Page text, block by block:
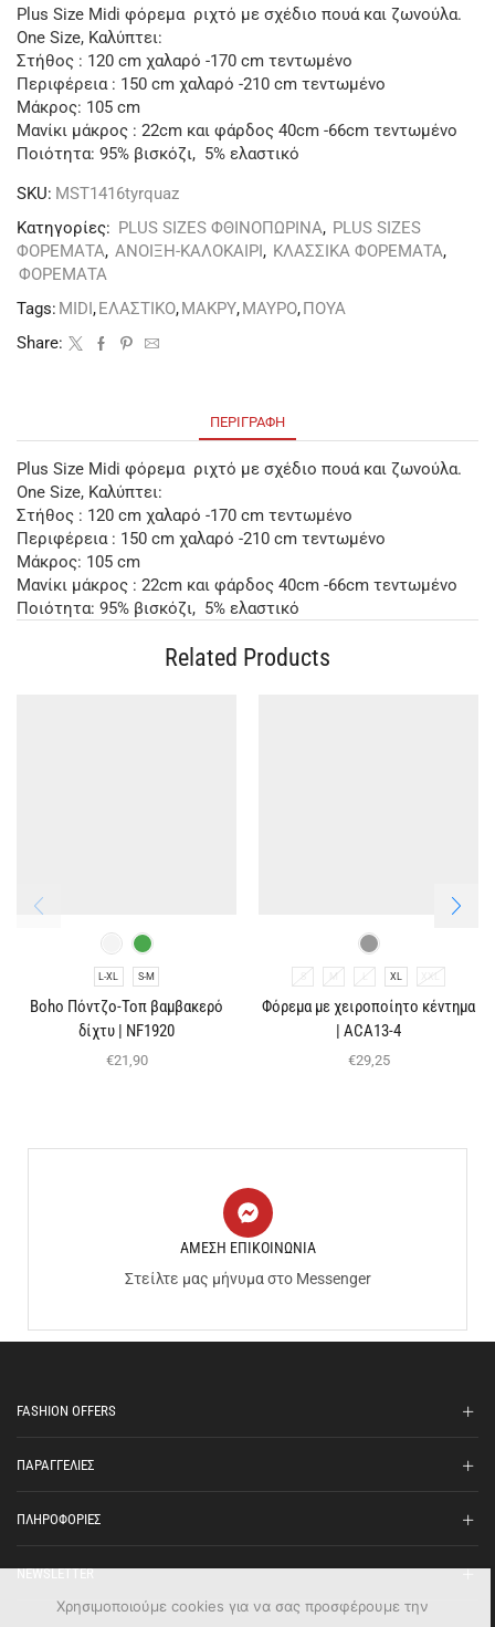
Plus Size Μidi φόρεμα ριχτό με σχέδιο πουά και ζωνούλα.
One Size, Καλύπτει:
Στήθος : 120 cm χαλαρό -170 cm τεντωμένο
Περιφέρεια : 150 cm χαλαρό -210 cm τεντωμένο
Μάκρος: 105 cm
Μανίκι μάκρος : 22cm και φάρδος 40cm -66cm τεντωμένο
Ποιότητα: 95% βισκόζι, 5% ελαστικό
SKU: MST1416tyrquaz
Κατηγορίες: PLUS SIZES ΦΘΙΝΟΠΩΡΙΝΑ, PLUS SIZES
ΦΟΡΕΜΑΤΑ, ΑΝΟΙΞΗ-ΚΑΛΟΚΑΙΡΙ , ΚΛΑΣΣΙΚΑ ΦΟΡΕΜΑΤΑ,
ΦΟΡΕΜΑΤΑ
Tags: MIDI , ΕΛΑΣΤΙΚΟ, ΜΑΚΡΥ, ΜΑΥΡΟ, ΠΟΥΑ
Share:
ΠΕΡΙΓΡΑΦΉ
Plus Size Μidi φόρεμα ριχτό με σχέδιο πουά και ζωνούλα.
One Size, Καλύπτει:
Στήθος : 120 cm χαλαρό -170 cm τεντωμένο
Περιφέρεια : 150 cm χαλαρό -210 cm τεντωμένο
Μάκρος: 105 cm
Μανίκι μάκρος : 22cm και φάρδος 40cm -66cm τεντωμένο
Ποιότητα: 95% βισκόζι, 5% ελαστικό
Related Products
L-XL S-M
Boho Πόντζο-Τοπ βαμβακερό
δίχτυ | NF1920
€21,90
S M XL XXL
Φόρεμα με χειροποίητο κέντημα
| ACA13-4
€29,25
ΑΜΕΣΗ ΕΠΙΚΟΙΝΩΝΙΑ
Στείλτε μας μήνυμα στο Messenger
FASHION OFFERS
ΠΑΡΑΓΓΕΛΙΕΣ
ΠΛΗΡΟΦΟΡΙΕΣ
NEWSLETTER
Χρησιμοποιούμε cookies για να σας προσφέρουμε την